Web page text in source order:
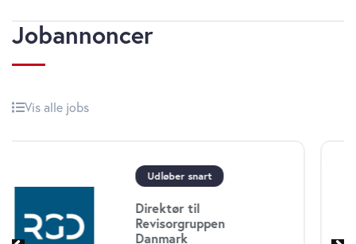
Jobannoncer
Vis alle jobs
Økonomichef til Børne-
og
Ungdomsforvaltningen i
Københavns Kommune